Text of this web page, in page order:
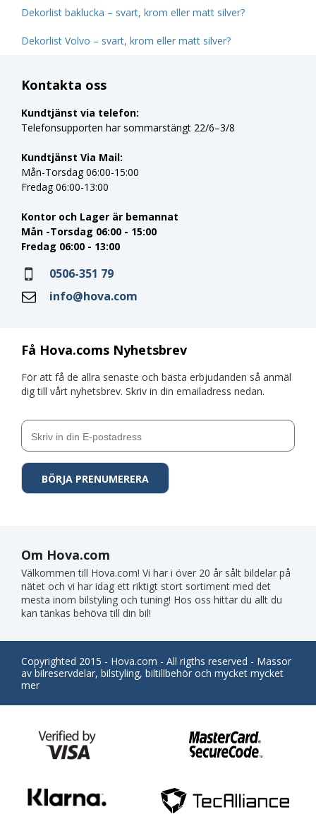
Dekorlist baklucka – svart, krom eller matt silver?
Dekorlist Volvo – svart, krom eller matt silver?
Få Hova.coms Nyhetsbrev
För att få de allra senaste och bästa erbjudanden så anmäl
dig till vårt nyhetsbrev. Skriv in din emailadress nedan.
Kontakta oss
Kundtjänst via telefon:
Telefonsupporten har sommarstängt 22/6–3/8
Kundtjänst Via Mail:
Mån-Torsdag 06:00-15:00
Fredag 06:00-13:00
Kontor och Lager är bemannat
Mån -Torsdag 06:00 - 15:00
Fredag 06:00 - 13:00
0506-351 79
info@hova.com
Om Hova.com
Välkommen till Hova.com! Vi har i över 20 år sålt bildelar på
nätet och vi har idag ett riktigt stort sortiment med det
mesta inom bilstyling och tuning! Hos oss hittar du allt du
kan tänkas behöva till din bil!
Copyrighted 2015 - Hova.com - All rigths reserved - Massor
av bilreservdelar, bilstyling, biltillbehör och mycket mycket
mer